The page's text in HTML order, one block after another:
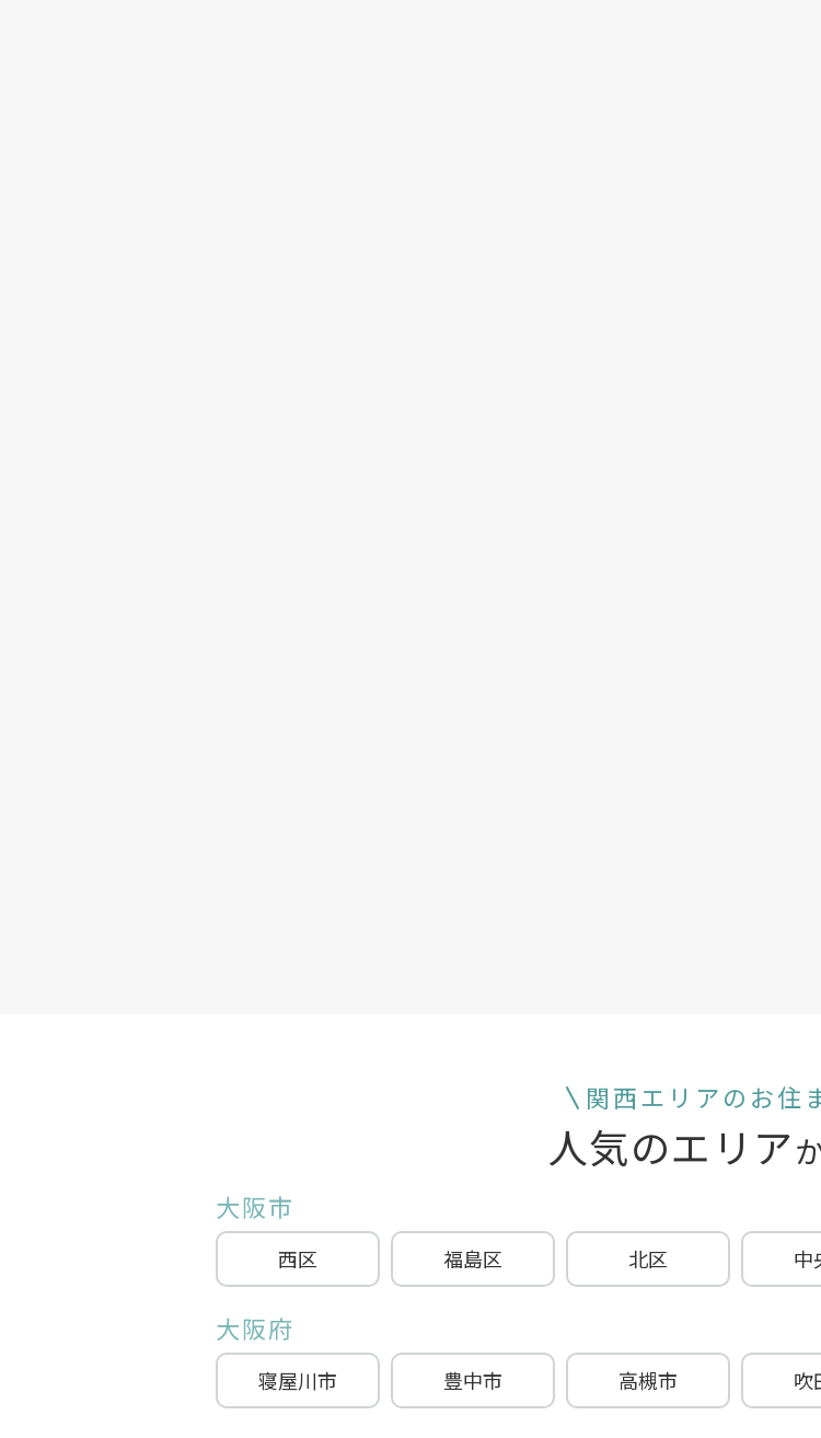
関西エリアのお住
人気のエリア
大阪市
西区 福島区 北区 中
大阪府
寝屋川市 豊中市 高槻市 吹